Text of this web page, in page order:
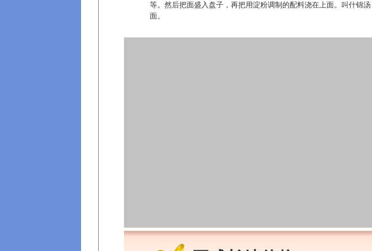
等。然后把面盛入盘子，再把用淀粉调制的配料浇在上面。叫什锦汤
面。